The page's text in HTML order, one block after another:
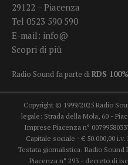
29122 – Piacenza
Tel 0523 590 590
E-mail: info@
Scopri di più
Radio Sound fa parte diRDS
Copyright © 1999/2025 Radio
legale: Strada della Mola, 60 -
Imprese Piacenza n°
Capitale sociale - € 50.000,00
Testata giornalistica: Radio
Piacenza n° 293 - decreto di